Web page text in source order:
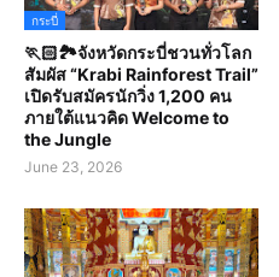
กระบี่
🏃🏻🏞️จังหวัดกระบี่ชวนทั่วโลก
สัมผัส “Krabi Rainforest Trail”
เปิดรับสมัครนักวิ่ง 1,200 คน
ภายใต้แนวคิด Welcome to
the Jungle
June 23, 2026